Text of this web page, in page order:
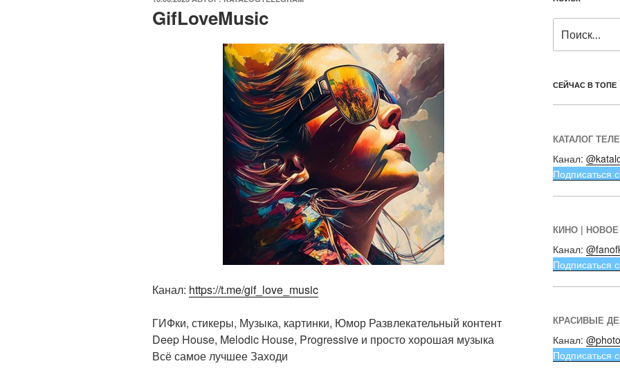
GifLoveMusic
Канал: https://t.me/gif_love_music
ГИФки, стикеры, Музыка, картинки, Юмор Развлекательный контент
Deep House, Melodic House, Progressive и просто хорошая музыка
Всё самое лучшее Заходи
СЕЙЧАС В ТОПЕ
КАТАЛОГ
Канал:
Подписаться
КИНО |
Канал:
Подписаться
КРАСИВЫЕ
Канал:
Подписаться